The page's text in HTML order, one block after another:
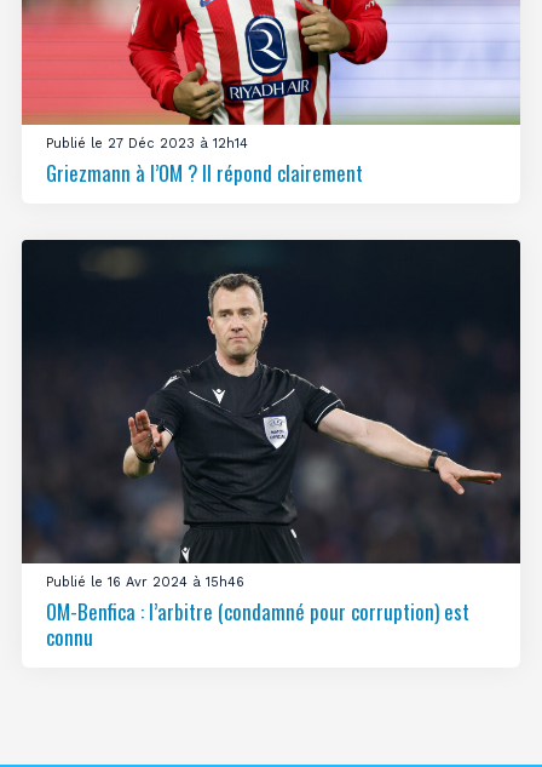
Publié le 27 Déc 2023 à 12h14
Griezmann à l’OM ? Il répond clairement
Publié le 16 Avr 2024 à 15h46
OM-Benfica : l’arbitre (condamné pour corruption) est
connu